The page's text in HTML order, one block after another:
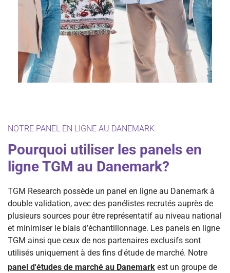
NOTRE PANEL EN LIGNE AU DANEMARK
Pourquoi utiliser les panels en
ligne TGM au Danemark?
TGM Research possède un panel en ligne au Danemark à
double validation, avec des panélistes recrutés auprès de
plusieurs sources pour être représentatif au niveau national
et minimiser le biais d’échantillonnage. Les panels en ligne
TGM ainsi que ceux de nos partenaires exclusifs sont
utilisés uniquement à des fins d'étude de marché. Notre
panel d'études de marché au Danemark est un groupe de